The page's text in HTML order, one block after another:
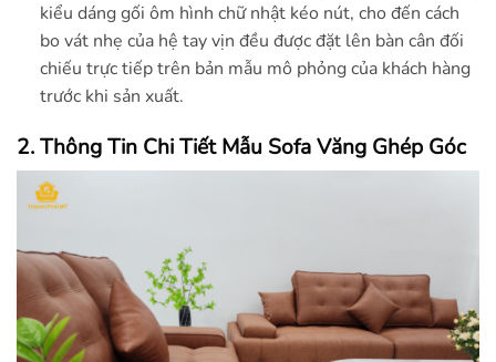
kiểu dáng gối ôm hình chữ nhật kéo nút, cho đến cách
bo vát nhẹ của hệ tay vịn đều được đặt lên bàn cân đối
chiếu trực tiếp trên bản mẫu mô phỏng của khách hàng
trước khi sản xuất.
2. Thông Tin Chi Tiết Mẫu Sofa Văng Ghép Góc